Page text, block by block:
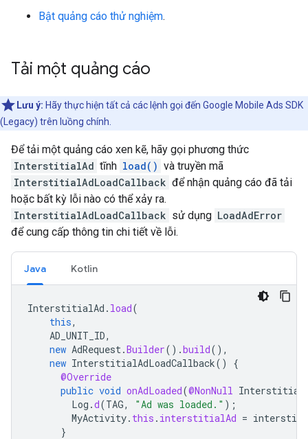
Bật quảng cáo thử nghiệm.
Tải một quảng cáo
Lưu ý: Hãy thực hiện tất cả các lệnh gọi đến Google Mobile Ads SDK
(Legacy) trên luồng chính.
Để tải một quảng cáo xen kẽ, hãy gọi phương thức
InterstitialAd tĩnh load() và truyền mã
InterstitialAdLoadCallback để nhận quảng cáo đã tải
hoặc bất kỳ lỗi nào có thể xảy ra.
InterstitialAdLoadCallback sử dụng LoadAdError
để cung cấp thông tin chi tiết về lỗi.
Java Kotlin
InterstitialAd . load(
this,
AD_UNIT_ID,
new AdRequest.Builder().build(),
new InterstitialAdLoadCallback()
{
@Override
public void onAdLoaded(@NonNull
Log .d(TAG, "Ad was loaded." );
MyActivity. this . interstitialAd =
}